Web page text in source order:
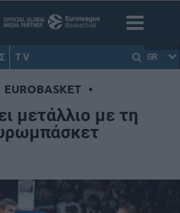
TV GR
EUROBASKET •
μετάλλιο με τη